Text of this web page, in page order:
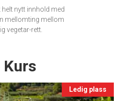
nytt innhold med
mellomting mellom
vegetar-rett.
Kurs
Ledig plass